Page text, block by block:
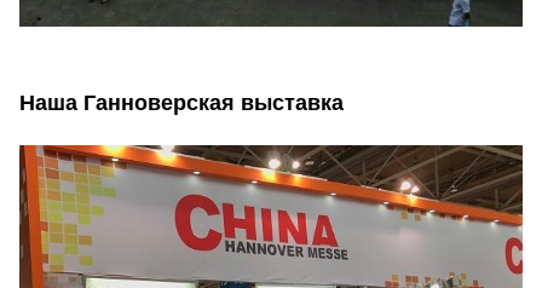
Наша Ганноверская выставка